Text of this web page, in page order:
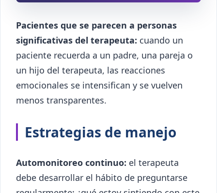
Pacientes que se parecen a personas
significativas del terapeuta: cuando un
paciente recuerda a un padre, una pareja o
un hijo del terapeuta, las reacciones
emocionales se intensifican y se vuelven
menos transparentes.
Estrategias de manejo
Automonitoreo continuo: el terapeuta
debe desarrollar el hábito de preguntarse